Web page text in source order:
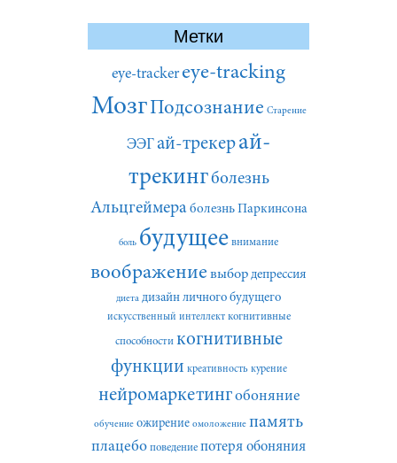
Метки
eye-tracker eye-tracking
МозгПодсознание Старение
ЭЭГай-трекерай-
трекингболезнь
Альцгеймера болезнь Паркинсона
боль будущее внимание
воображение выбор депрессия
диета дизайн личного будущего
искусственный интеллект когнитивные
способности когнитивные
функции креативность курение
нейромаркетингобоняние
обучение ожирение омоложение память
плацебо поведение потеря обоняния